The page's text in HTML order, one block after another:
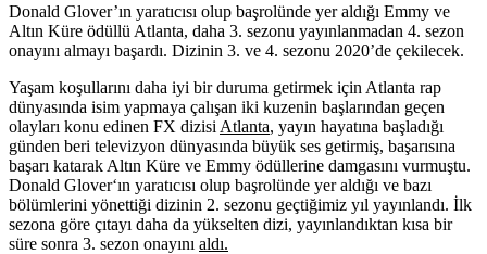
Donald Glover’ın yaratıcısı olup başrolünde yer aldığı Emmy ve
Altın Küre ödüllü Atlanta, daha 3. sezonu yayınlanmadan 4. sezon
onayını almayı başardı. Dizinin 3. ve 4. sezonu 2020’de çekilecek.
Yaşam koşullarını daha iyi bir duruma getirmek için Atlanta rap
dünyasında isim yapmaya çalışan iki kuzenin başlarından geçen
olayları konu edinen FX dizisi Atlanta, yayın hayatına başladığı
günden beri televizyon dünyasında büyük ses getirmiş, başarısına
başarı katarak Altın Küre ve Emmy ödüllerine damgasını vurmuştu.
Donald Glover‘ın yaratıcısı olup başrolünde yer aldığı ve bazı
bölümlerini yönettiği dizinin 2. sezonu geçtiğimiz yıl yayınlandı. İlk
sezona göre çıtayı daha da yükselten dizi, yayınlandıktan kısa bir
süre sonra 3. sezon onayını aldı.